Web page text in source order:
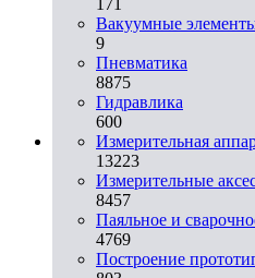
Вакуумные
9
Пневматика
8875
Гидравлика
600
Измерительная
13223
Измерительные
8457
Паяльное и
4769
Построение